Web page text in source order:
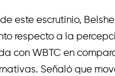
este escrutinio,
respecto a la
con WBTC en
Señaló que